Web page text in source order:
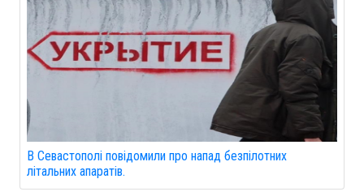
В Севастополі повідомили про напад безпілотних
літальних апаратів.